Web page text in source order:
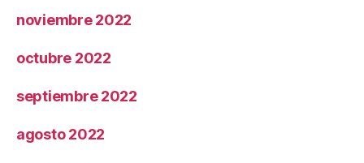
noviembre 2022
octubre 2022
septiembre 2022
agosto 2022